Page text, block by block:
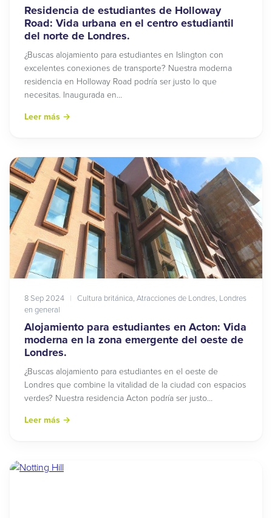
Residencia de estudiantes de Holloway
Road: Vida urbana en el centro estudiantil
del norte de Londres.
¿Buscas alojamiento para estudiantes en Islington con
excelentes conexiones de transporte? Nuestra moderna
residencia en Holloway Road podría ser justo lo que
necesitas. Inaugurada en…
Leer más →
8 Sep 2024 | Cultura británica, Atracciones de Londres, Londres
en general
Alojamiento para estudiantes en Acton: Vida
moderna en la zona emergente del oeste de
Londres.
¿Buscas alojamiento para estudiantes en el oeste de
Londres que combine la vitalidad de la ciudad con espacios
verdes? Nuestra residencia Acton podría ser justo…
Leer más →